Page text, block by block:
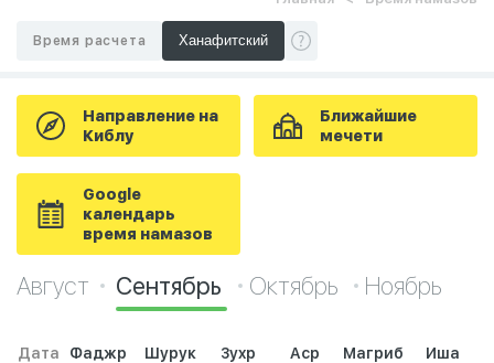
Время расчета
Направление на
Киблу
Ближайшие
мечети
Google
календарь
время намазов
Август Сентябрь Октябрь Ноябрь
Дата Фаджр Шурук Зухр Аср Магриб Иша